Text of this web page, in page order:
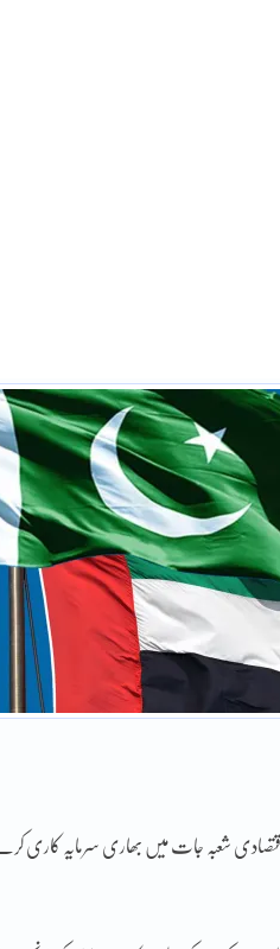
شعبہ جات میں بھاری سرمایہ کاری کرے